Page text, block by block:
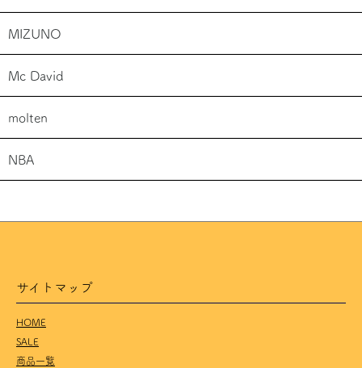
MIZUNO
Mc David
molten
NBA
サイトマップ
HOME
SALE
商品一覧